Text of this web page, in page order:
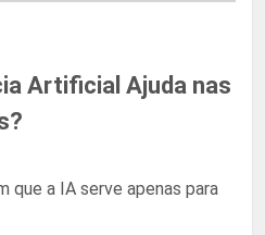
Artificial Ajuda nas
que a IA serve apenas para